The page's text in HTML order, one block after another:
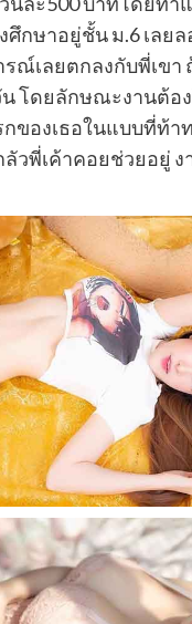
กษาอยู่ชั้น ม.6 เลยล
รณ์เลยตกลงกับพี่เขา
น โดยลักษณะงานต้อ
กของเธอในแบบที่ท้า
ลัวพี่เค้าคอยช่วยอยู่